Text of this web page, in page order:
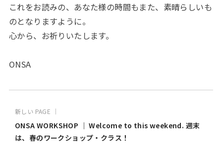
これをお読みの、あなた様の時間もまた、素晴らしいも
のとなりますように。
心から、お祈りいたします。
ONSA
新しい PAGE ｜
ONSA WORKSHOP ｜ Welcome to this weekend. 週末
は、春のワークショップ・クラス！